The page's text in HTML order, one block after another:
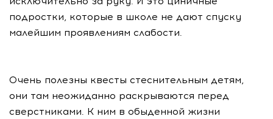
подростки, которые в школе не дают спуску
малейшим проявлениям слабости.
Очень полезны квесты стеснительным детям,
они там неожиданно раскрываются перед
сверстниками. К ним в обыденной жизни